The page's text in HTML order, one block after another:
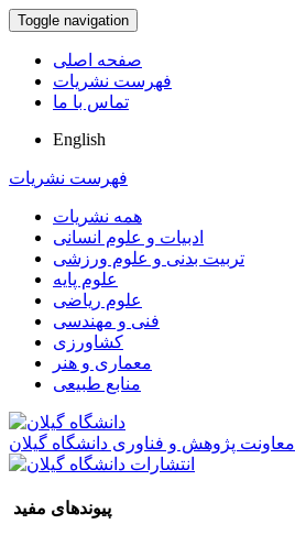
Toggle navigation
صفحه اصلی
فهرست نشریات
تماس با ما
English
فهرست نشریات
همه نشریات
ادبیات و علوم انسانی
تربیت بدنی و علوم ورزشی
علوم پایه
علوم ریاضی
فنی و مهندسی
کشاورزی
معماری و هنر
منابع طبیعی
معاونت پژوهش و فناوری دانشگاه گیلان
پیوندهای مفید